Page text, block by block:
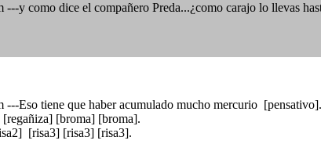
y como dice el compañero Preda...¿como carajo lo llevas
Eso tiene que haber acumulado mucho mercurio
[broma] [broma].
[risa3] [risa3] [risa3].